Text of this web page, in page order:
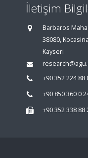
İletişim
Barbaros
38080,
Kayseri
+90 352 224 88
+90 850 360 0
+90 352 338 88